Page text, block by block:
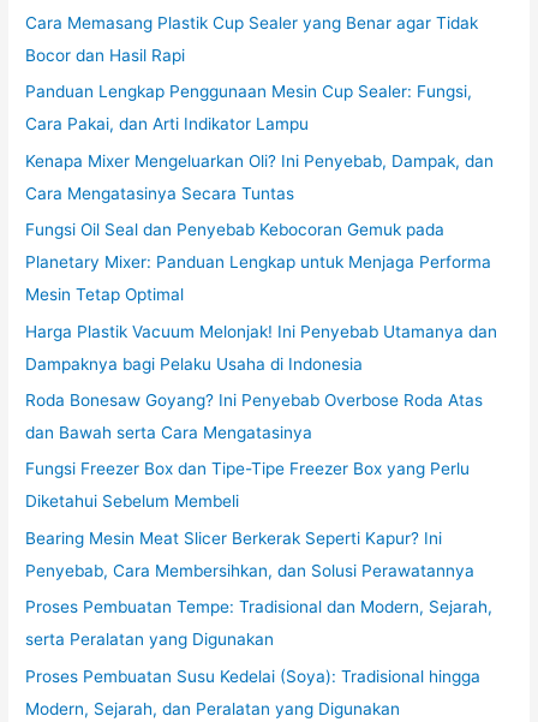
Cara Memasang Plastik Cup Sealer yang Benar agar Tidak
Bocor dan Hasil Rapi
Panduan Lengkap Penggunaan Mesin Cup Sealer: Fungsi,
Cara Pakai, dan Arti Indikator Lampu
Kenapa Mixer Mengeluarkan Oli? Ini Penyebab, Dampak, dan
Cara Mengatasinya Secara Tuntas
Fungsi Oil Seal dan Penyebab Kebocoran Gemuk pada
Planetary Mixer: Panduan Lengkap untuk Menjaga Performa
Mesin Tetap Optimal
Harga Plastik Vacuum Melonjak! Ini Penyebab Utamanya dan
Dampaknya bagi Pelaku Usaha di Indonesia
Roda Bonesaw Goyang? Ini Penyebab Overbose Roda Atas
dan Bawah serta Cara Mengatasinya
Fungsi Freezer Box dan Tipe-Tipe Freezer Box yang Perlu
Diketahui Sebelum Membeli
Bearing Mesin Meat Slicer Berkerak Seperti Kapur? Ini
Penyebab, Cara Membersihkan, dan Solusi Perawatannya
Proses Pembuatan Tempe: Tradisional dan Modern, Sejarah,
serta Peralatan yang Digunakan
Proses Pembuatan Susu Kedelai (Soya): Tradisional hingga
Modern, Sejarah, dan Peralatan yang Digunakan